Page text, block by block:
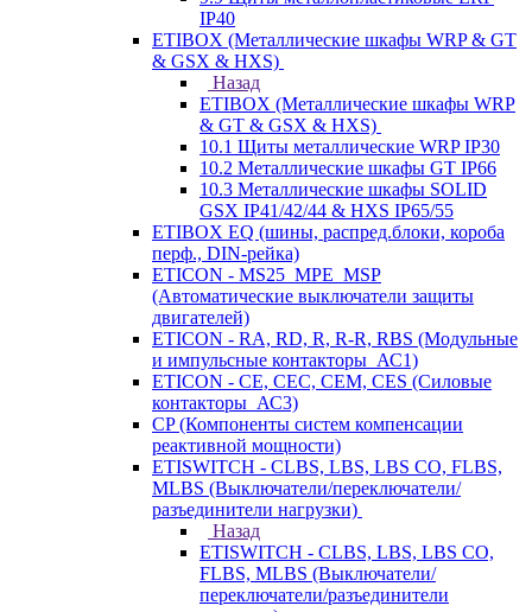
IP40
ETIBOX (Металлические шкафы WRP & GT
& GSX & HXS)
Назад
ETIBOX (Металлические шкафы WRP
& GT & GSX & HXS)
10.1 Щиты металлические WRP IP30
10.2 Металлические шкафы GT IP66
10.3 Металлические шкафы SOLID
GSX IP41/42/44 & HXS IP65/55
ETIBOX EQ (шины, распред.блоки, короба
перф., DIN-рейка)
ETICON - MS25_MPE_MSP
(Автоматические выключатели защиты
двигателей)
ETICON - RA, RD, R, R-R, RBS (Модульные
и импульсные контакторы_АС1)
ETICON - CE, CEC, CEM, CES (Силовые
контакторы_АС3)
CP (Компоненты систем компенсации
реактивной мощности)
ETISWITCH - CLBS, LBS, LBS CO, FLBS,
MLBS (Выключатели/переключатели/
разъединители нагрузки)
Назад
ETISWITCH - CLBS, LBS, LBS CO,
FLBS, MLBS (Выключатели/
переключатели/разъединители